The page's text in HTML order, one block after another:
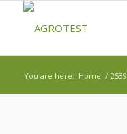
You are here: Home / 2539